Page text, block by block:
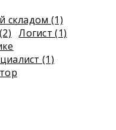
складом (1)
Логист (1)
(1)